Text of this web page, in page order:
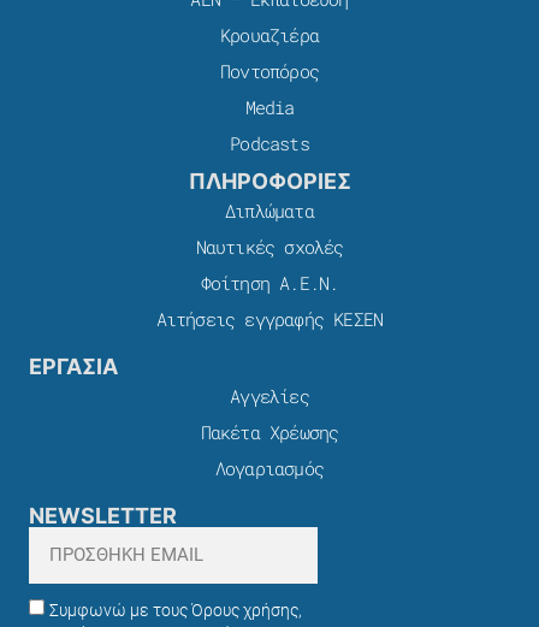
Κρουαζιέρα
Ποντοπόρος
Media
Podcasts
ΠΛΗΡΟΦΟΡΙΕΣ
Διπλώματα
Ναυτικές σχολές
Φοίτηση Α.Ε.Ν.
Αιτήσεις εγγραφής ΚΕΣΕΝ
ΕΡΓΑΣΙΑ
Αγγελίες
Πακέτα Χρέωσης​
Λογαριασμός
NEWSLETTER
Συμφωνώ με τους Όρους χρήσης,